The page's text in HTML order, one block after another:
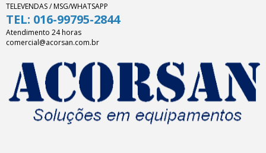
TELEVENDAS / MSG/WHATSAPP
TEL: 016-99795-2844
Atendimento 24 horas
comercial@acorsan.com.br